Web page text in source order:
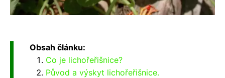
Obsah článku:
Co je lichořeřišnice?
Původ a výskyt lichořeřišnice.